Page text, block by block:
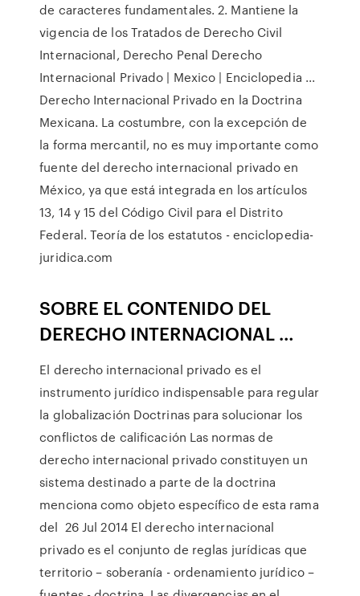
de caracteres fundamentales. 2. Mantiene la
vigencia de los Tratados de Derecho Civil
Internacional, Derecho Penal Derecho
Internacional Privado | Mexico | Enciclopedia ...
Derecho Internacional Privado en la Doctrina
Mexicana. La costumbre, con la excepción de
la forma mercantil, no es muy importante como
fuente del derecho internacional privado en
México, ya que está integrada en los artículos
13, 14 y 15 del Código Civil para el Distrito
Federal. Teoría de los estatutos - enciclopedia-
juridica.com
SOBRE EL CONTENIDO DEL
DERECHO INTERNACIONAL …
El derecho internacional privado es el
instrumento jurídico indispensable para regular
la globalización Doctrinas para solucionar los
conflictos de calificación Las normas de
derecho internacional privado constituyen un
sistema destinado a parte de la doctrina
menciona como objeto específico de esta rama
del 26 Jul 2014 El derecho internacional
privado es el conjunto de reglas jurídicas que
territorio – soberanía - ordenamiento jurídico –